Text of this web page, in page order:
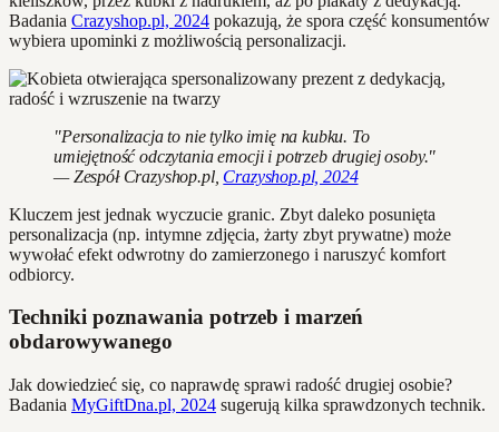
Badania Crazyshop.pl, 2024 pokazują, że spora część konsumentów
wybiera upominki z możliwością personalizacji.
"Personalizacja to nie tylko imię na kubku. To
umiejętność odczytania emocji i potrzeb drugiej osoby."
— Zespół Crazyshop.pl, Crazyshop.pl, 2024
Kluczem jest jednak wyczucie granic. Zbyt daleko posunięta
personalizacja (np. intymne zdjęcia, żarty zbyt prywatne) może
wywołać efekt odwrotny do zamierzonego i naruszyć komfort
odbiorcy.
Techniki poznawania potrzeb i marzeń
obdarowywanego
Jak dowiedzieć się, co naprawdę sprawi radość drugiej osobie?
Badania MyGiftDna.pl, 2024 sugerują kilka sprawdzonych technik.